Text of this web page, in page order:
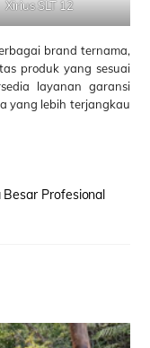
Xirius SLT 12
brand ternama,
produk yang sesuai
layanan garansi
yang lebih terjangkau
Besar Profesional